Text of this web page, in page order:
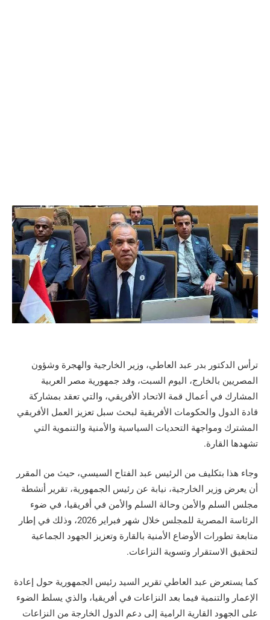
ترأس الدكتور بدر عبد العاطي، وزير الخارجية والهجرة وشؤون
المصريين بالخارج، اليوم السبت، وفد جمهورية مصر العربية
المشارك في أعمال قمة الاتحاد الأفريقي، والتي تعقد بمشاركة
قادة الدول والحكومات الأفريقية لبحث سبل تعزيز العمل الأفريقي
المشترك ومواجهة التحديات السياسية والأمنية والتنموية التي
تشهدها القارة.
وجاء هذا بتكليف من الرئيس عبد الفتاح السيسي، حيث من المقرر
أن يعرض وزير الخارجية، نيابة عن رئيس الجمهورية، تقرير أنشطة
مجلس السلم والأمن وحالة السلم والأمن في أفريقيا، في ضوء
الرئاسة المصرية للمجلس خلال شهر فبراير 2026، وذلك في إطار
متابعة تطورات الأوضاع الأمنية بالقارة وتعزيز الجهود الجماعية
لتحقيق الاستقرار وتسوية النزاعات.
كما يستعرض عبد العاطي تقرير السيد رئيس الجمهورية حول إعادة
الإعمار والتنمية فيما بعد النزاعات في أفريقيا، والذي يسلط الضوء
على الجهود القارية الرامية إلى دعم الدول الخارجة من النزاعات